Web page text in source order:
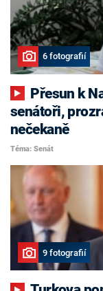
6 fotografií
senátoři,
nečekaně
Téma: Senát
9 fotografií